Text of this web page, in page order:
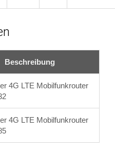
Beschreibung
4G LTE Mobilfunkrouter
4G LTE Mobilfunkrouter